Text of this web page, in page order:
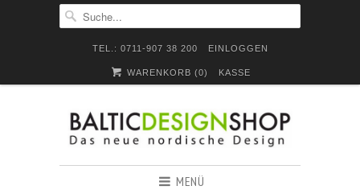
TEL.: 0711-907 38 200 EINLOGGEN
WARENKORB (0) KASSE
MENÜ